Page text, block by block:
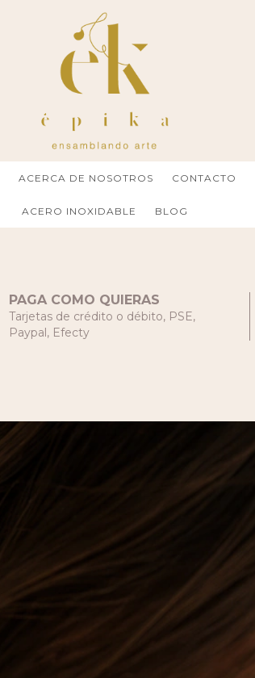
ACERCA DE NOSOTROS CONTACTO
ACERO INOXIDABLE BLOG
PAGA COMO QUIERAS
Tarjetas de crédito o débito, PSE,
Paypal, Efecty